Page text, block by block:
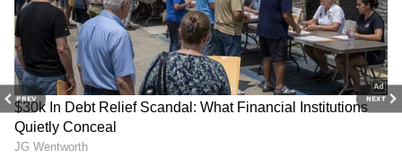
PREV NEXT